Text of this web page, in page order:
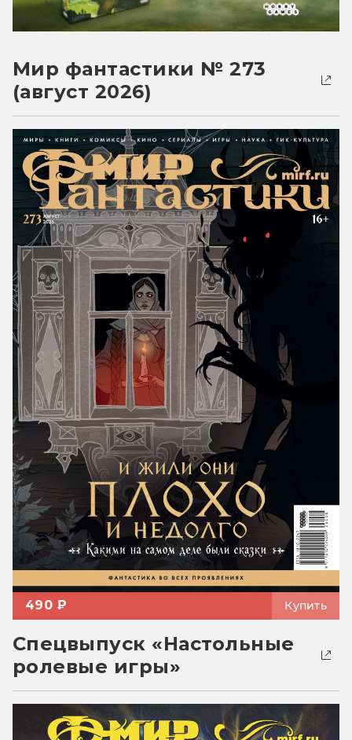
Мир фантастики № 273
(август 2026)
490 ₽ Купить
Спецвыпуск «Настольные
ролевые игры»